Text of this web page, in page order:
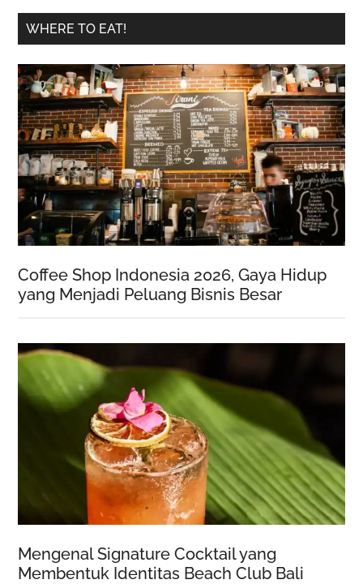
WHERE TO EAT!
Coffee Shop Indonesia 2026, Gaya Hidup
yang Menjadi Peluang Bisnis Besar
Mengenal Signature Cocktail yang
Membentuk Identitas Beach Club Bali